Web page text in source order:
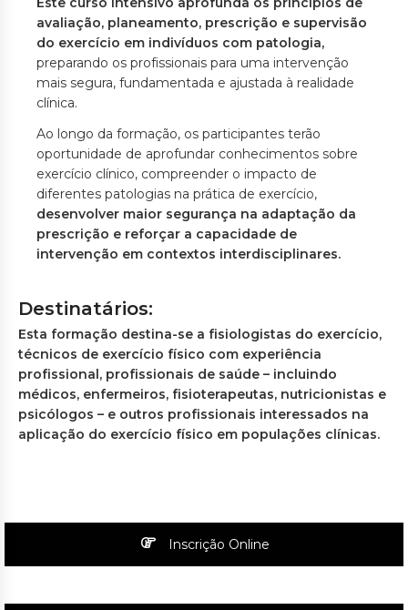
avaliação, planeamento, prescrição e supervisão
do exercício em indivíduos com patologia,
preparando os profissionais para uma intervenção
mais segura, fundamentada e ajustada à realidade
clínica.
Ao longo da formação, os participantes terão
oportunidade de aprofundar conhecimentos sobre
exercício clínico, compreender o impacto de
diferentes patologias na prática de exercício,
desenvolver maior segurança na adaptação da
prescrição e reforçar a capacidade de
intervenção em contextos interdisciplinares.
Destinatários:
Esta formação destina-se a fisiologistas do exercício,
técnicos de exercício físico com experiência
profissional, profissionais de saúde – incluindo
médicos, enfermeiros, fisioterapeutas, nutricionistas e
psicólogos – e outros profissionais interessados na
aplicação do exercício físico em populações clínicas.
Inscrição Online